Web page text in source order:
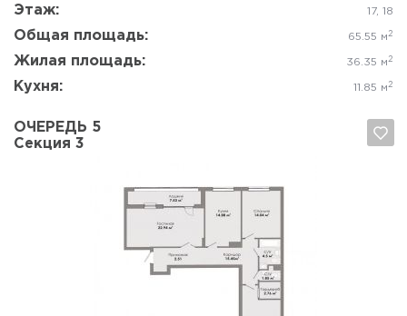
Этаж: 17, 18
Общая площадь: 65.55 м 2
Жилая площадь: 36.35 м 2
Кухня: 11.85 м 2
ОЧЕРЕДЬ 5
Секция 3